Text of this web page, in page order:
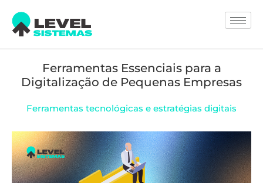
Ferramentas Essenciais para a
Digitalização de Pequenas Empresas
Ferramentas tecnológicas e estratégias digitais